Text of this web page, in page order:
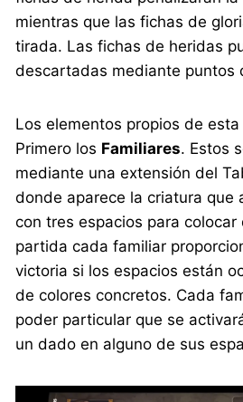
mientras que las fichas de
tirada. Las fichas de heridas
descartadas mediante puntos
Los elementos propios de
Primero los Familiares. Estos
mediante una extensión del
donde aparece la criatura que
con tres espacios para
partida cada familiar
victoria si los espacios están
de colores concretos. Cada
poder particular que se
un dado en alguno de sus